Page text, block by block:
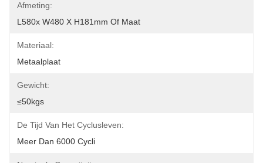
Afmeting:
L580x W480 X H181mm Of Maat
Materiaal:
Metaalplaat
Gewicht:
≤50kgs
De Tijd Van Het Cyclusleven:
Meer Dan 6000 Cycli